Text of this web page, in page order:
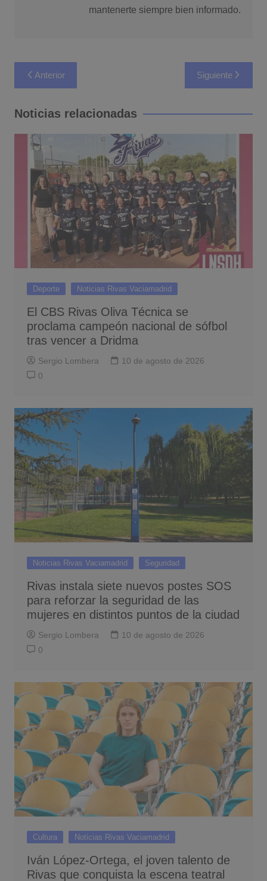
mantenerte siempre bien informado.
Navegación
de
entradas
Anterior Siguiente
Noticias relacionadas
Deporte Noticias Rivas Vaciamadrid
El CBS Rivas Oliva Técnica se
proclama campeón nacional de sófbol
tras vencer a Dridma
Sergio Lombera
10 de agosto de 2026
0
Noticias Rivas Vaciamadrid Seguridad
Rivas instala siete nuevos postes SOS
para reforzar la seguridad de las
mujeres en distintos puntos de la ciudad
Sergio Lombera
10 de agosto de 2026
0
Cultura Noticias Rivas Vaciamadrid
Iván López-Ortega, el joven talento de
Rivas que conquista la escena teatral